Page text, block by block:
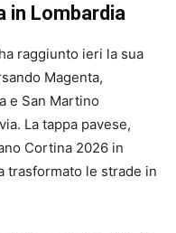
in Lombardia
raggiunto ieri la sua
Magenta,
e San Martino
La tappa pavese,
Cortina 2026 in
trasformato le strade in